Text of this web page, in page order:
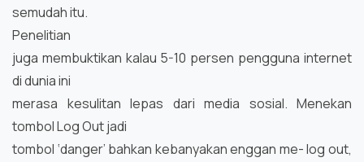
semudah itu.
Penelitian
juga membuktikan kalau 5-10 persen pengguna internet
di dunia ini
merasa kesulitan lepas dari media sosial. Menekan
tombol Log Out jadi
tombol ‘danger’ bahkan kebanyakan enggan me- log out,